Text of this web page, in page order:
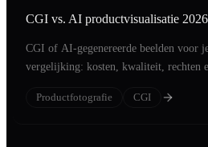
CGI vs. AI productvisualisatie
CGI of AI-gegenereerde beelden voor
vergelijking: kosten, kwaliteit, rechten
Productfotografie
CGI